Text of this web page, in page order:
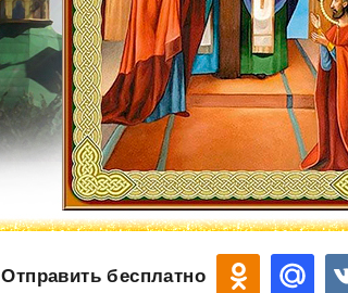
Отправить бесплатно